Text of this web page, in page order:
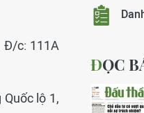
Đ/c: 111A
lộ 1,
ĐỌC